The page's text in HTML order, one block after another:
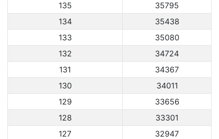
135
35795
134
35438
133
35080
132
34724
131
34367
130
34011
129
33656
128
33301
127
32947